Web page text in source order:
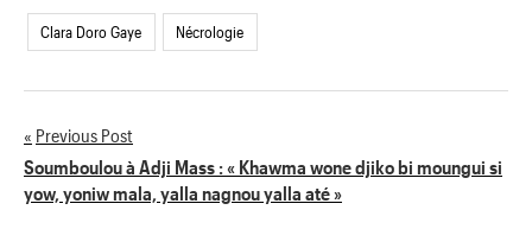
Clara Doro Gaye Nécrologie
Navigation
de
Previous Post
Soumboulou à Adji Mass : « Khawma wone djiko bi moungui si
yow, yoniw mala, yalla nagnou yalla até »